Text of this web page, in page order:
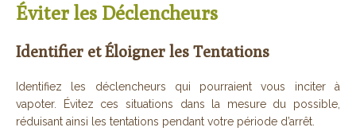
Éviter les Déclencheurs
Identifier et Éloigner les Tentations
Identifiez les déclencheurs qui pourraient vous inciter à
vapoter. Évitez ces situations dans la mesure du possible,
réduisant ainsi les tentations pendant votre période d’arrêt.